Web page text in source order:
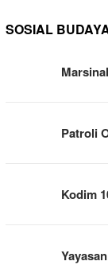
SOSIAL
Patroli
Kodim